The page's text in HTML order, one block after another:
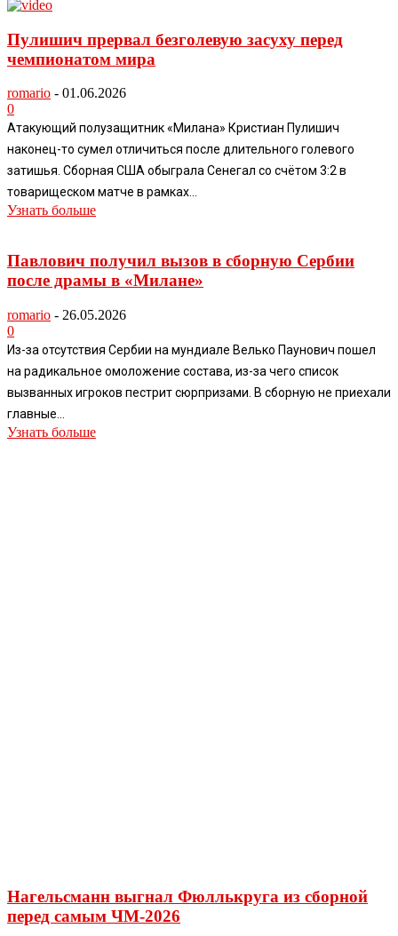
Пулишич прервал безголевую засуху перед
чемпионатом мира
romario - 01.06.2026
0
Атакующий полузащитник «Милана» Кристиан Пулишич
наконец-то сумел отличиться после длительного голевого
затишья. Сборная США обыграла Сенегал со счётом 3:2 в
товарищеском матче в рамках...
Узнать больше
Павлович получил вызов в сборную Сербии
после драмы в «Милане»
romario - 26.05.2026
0
Из-за отсутствия Сербии на мундиале Велько Паунович пошел
на радикальное омоложение состава, из-за чего список
вызванных игроков пестрит сюрпризами. В сборную не приехали
главные...
Узнать больше
Нагельсманн выгнал Фюллькруга из сборной
перед самым ЧМ-2026